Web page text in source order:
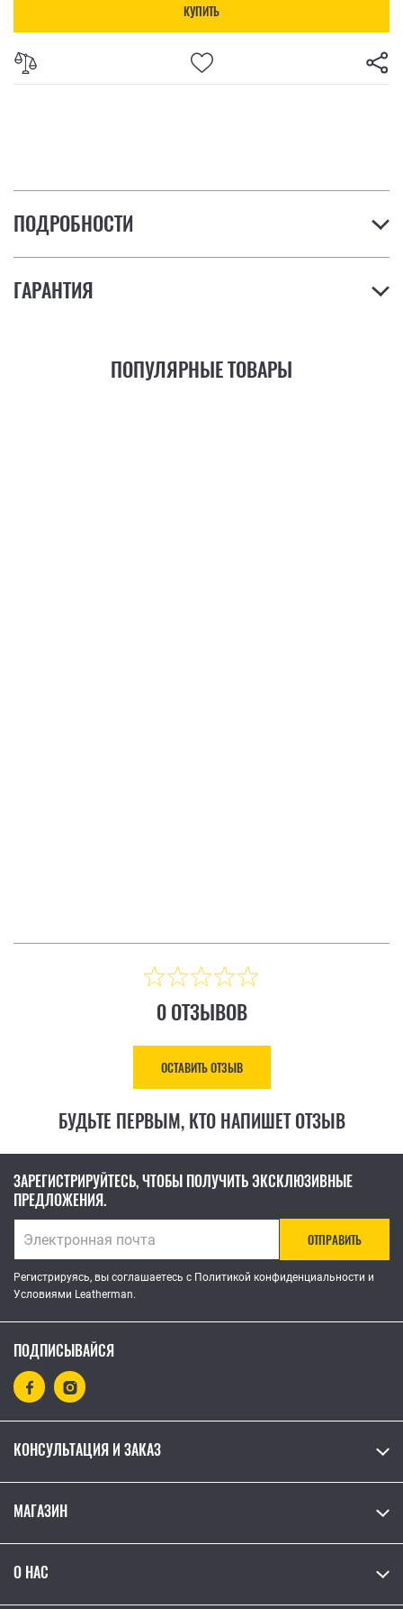
КУПИТЬ
ПОДРОБНОСТИ
ГАРАНТИЯ
ПОПУЛЯРНЫЕ ТОВАРЫ
0 ОТЗЫВОВ
ОСТАВИТЬ ОТЗЫВ
БУДЬТЕ ПЕРВЫМ, КТО НАПИШЕТ ОТЗЫВ
ЗАРЕГИСТРИРУЙТЕСЬ, ЧТОБЫ ПОЛУЧИТЬ ЭКСКЛЮЗИВНЫЕ
ПРЕДЛОЖЕНИЯ.
ОТПРАВИТЬ
Регистрируясь, вы соглашаетесь с Политикой конфиденциальности и
Условиями Leatherman.
ПОДПИСЫВАЙСЯ
КОНСУЛЬТАЦИЯ И ЗАКАЗ
МАГАЗИН
О НАС